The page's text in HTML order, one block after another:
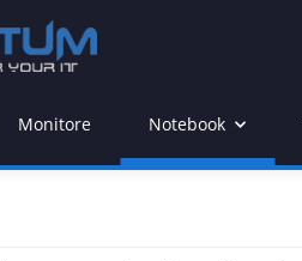
Monitore Notebook